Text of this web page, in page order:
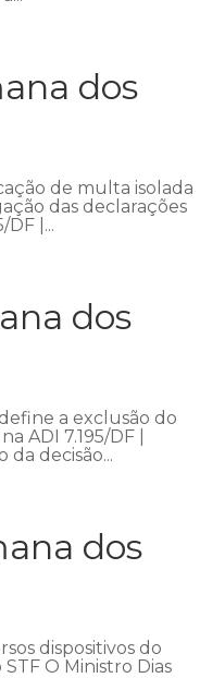
dos
de multa isolada
das declarações
|...
dos
a exclusão do
ADI 7.195/DF |
decisão...
dos
dispositivos do
O Ministro Dias